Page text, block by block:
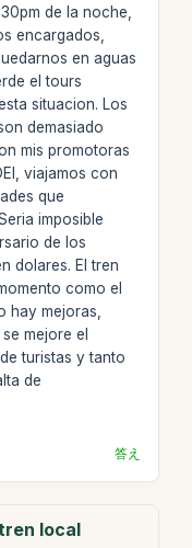
de la noche,
encargados,
en aguas
el tours
situacion. Los
demasiado
mis promotoras
viajamos con
que
imposible
de los
dolares. El tren
como el
hay mejoras,
mejore el
turistas y tanto
de
答え
local